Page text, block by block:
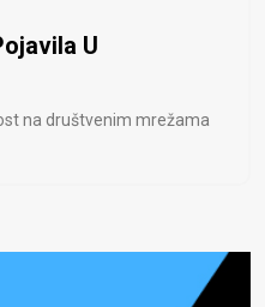
U
na društvenim mrežama